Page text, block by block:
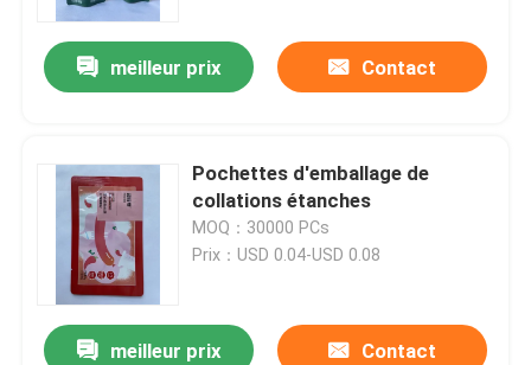
meilleur prix Contact
Pochettes d'emballage de
collations étanches
MOQ：30000 PCs
Prix：USD 0.04-USD 0.08
meilleur prix Contact